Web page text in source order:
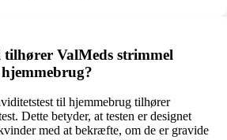
ValMeds strimmel
til hjemmebrug tilhører
Dette betyder, at testen er designet
med at bekræfte, om de er gravide